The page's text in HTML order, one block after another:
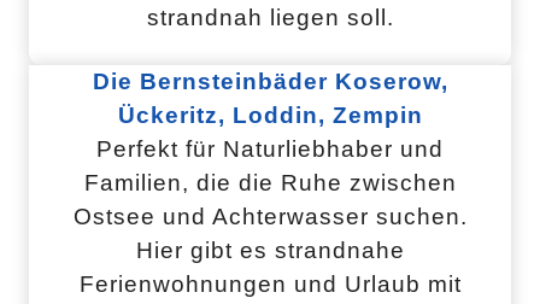
strandnah liegen soll.
Die Bernsteinbäder Koserow,
Ückeritz, Loddin, Zempin
Perfekt für Naturliebhaber und
Familien, die die Ruhe zwischen
Ostsee und Achterwasser suchen.
Hier gibt es strandnahe
Ferienwohnungen und Urlaub mit